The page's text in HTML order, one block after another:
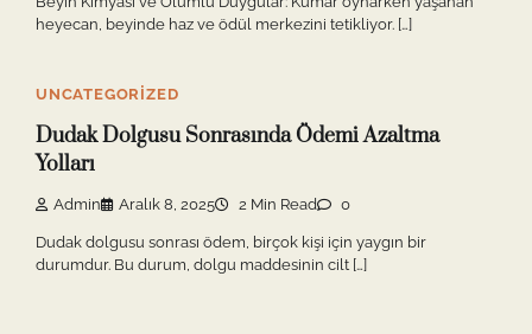
heyecan, beyinde haz ve ödül merkezini tetikliyor. […]
UNCATEGORIZED
Dudak Dolgusu Sonrasında Ödemi Azaltma
Yolları
Admin Aralık 8, 2025 2 Min Read 0
Dudak dolgusu sonrası ödem, birçok kişi için yaygın bir
durumdur. Bu durum, dolgu maddesinin cilt […]